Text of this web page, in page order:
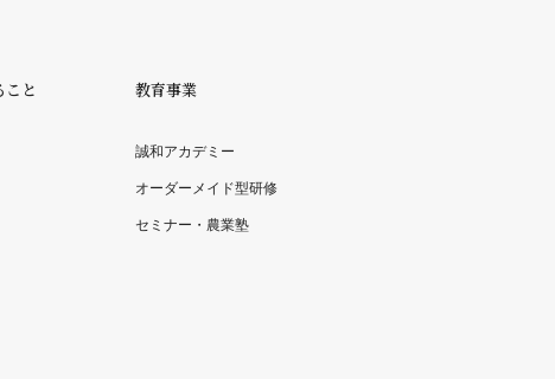
こと 教育事業
誠和アカデミー
オーダーメイド型研修
セミナー・農業塾